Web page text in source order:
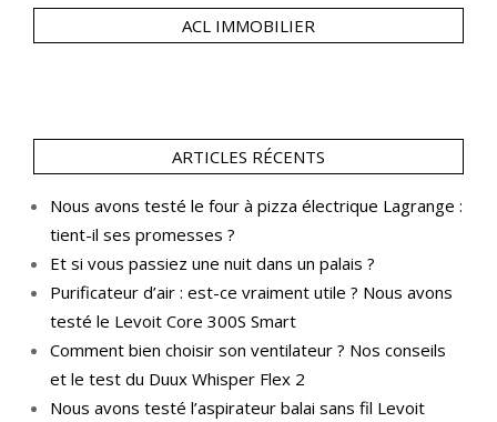
ACL IMMOBILIER
ARTICLES RÉCENTS
Nous avons testé le four à pizza électrique Lagrange :
tient-il ses promesses ?
Et si vous passiez une nuit dans un palais ?
Purificateur d’air : est-ce vraiment utile ? Nous avons
testé le Levoit Core 300S Smart
Comment bien choisir son ventilateur ? Nos conseils
et le test du Duux Whisper Flex 2
Nous avons testé l’aspirateur balai sans fil Levoit